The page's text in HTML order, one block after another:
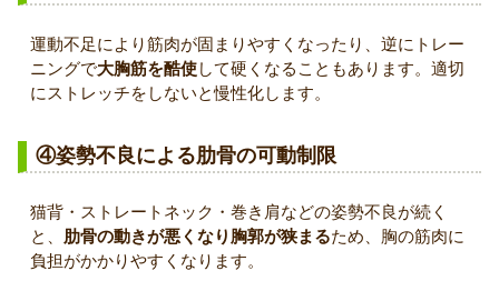
運動不足により筋肉が固まりやすくなったり、逆にトレー
ニングで大胸筋を酷使して硬くなることもあります。適切
にストレッチをしないと慢性化します。
④姿勢不良による肋骨の可動制限
猫背・ストレートネック・巻き肩などの姿勢不良が続く
と、 肋骨の動きが悪くなり胸郭が狭まるため、胸の筋肉に
負担がかかりやすくなります。